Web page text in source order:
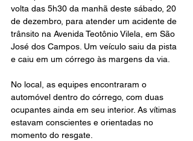
volta das 5h30 da manhã deste sábado, 20
de dezembro, para atender um acidente de
trânsito na Avenida Teotônio Vilela, em São
José dos Campos. Um veículo saiu da pista
e caiu em um córrego às margens da via.
No local, as equipes encontraram o
automóvel dentro do córrego, com duas
ocupantes ainda em seu interior. As vítimas
estavam conscientes e orientadas no
momento do resgate.